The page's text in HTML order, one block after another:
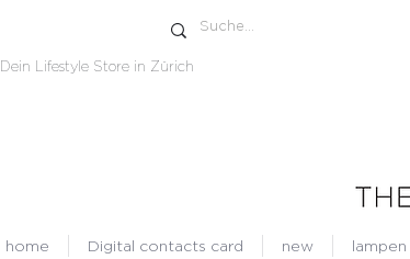
Dein Lifestyle Store in Zürich
home Digital contacts card new lampen